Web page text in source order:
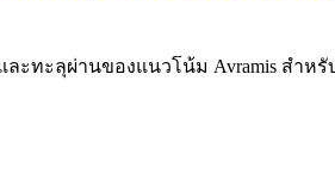
ะทะลุผ่านของแนวโน้ม Avramis สำ